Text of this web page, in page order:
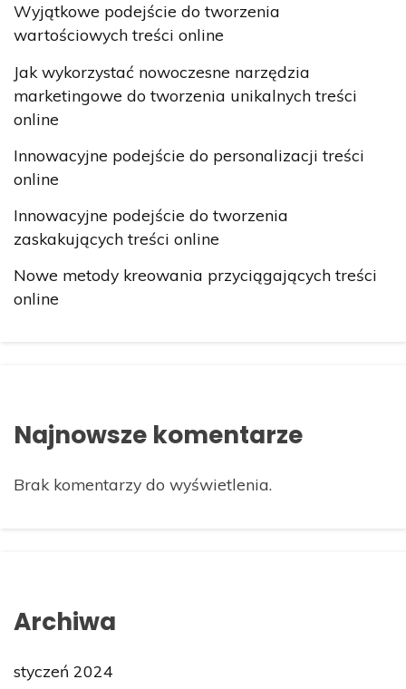
Wyjątkowe podejście do tworzenia
wartościowych treści online
Jak wykorzystać nowoczesne narzędzia
marketingowe do tworzenia unikalnych treści
online
Innowacyjne podejście do personalizacji treści
online
Innowacyjne podejście do tworzenia
zaskakujących treści online
Nowe metody kreowania przyciągających treści
online
Najnowsze komentarze
Brak komentarzy do wyświetlenia.
Archiwa
styczeń 2024